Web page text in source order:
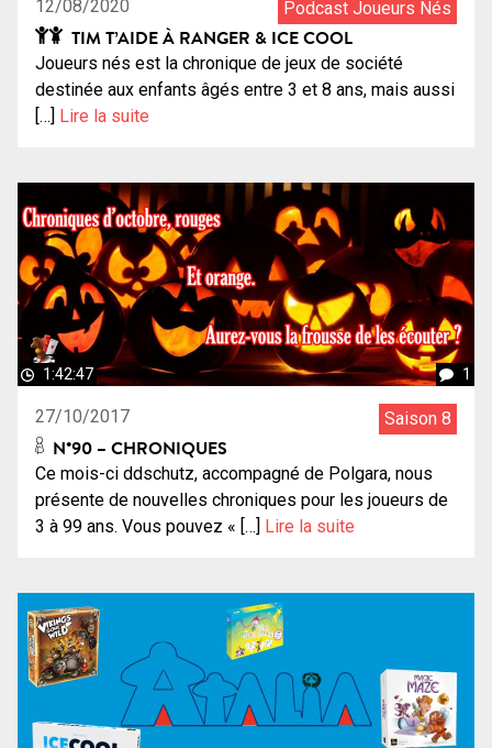
12/08/2020 Podcast Joueurs Nés
TIM T’AIDE À RANGER & ICE COOL
Joueurs nés est la chronique de jeux de société
destinée aux enfants âgés entre 3 et 8 ans, mais aussi
[…] Lire la suite
1:42:47 1
27/10/2017 Saison 8
N°90 – CHRONIQUES
Ce mois-ci ddschutz, accompagné de Polgara, nous
présente de nouvelles chroniques pour les joueurs de
3 à 99 ans. Vous pouvez « […] Lire la suite